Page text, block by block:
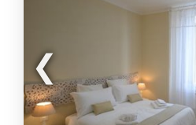
Bormida
Cairo Montenotte
Calizzano
Carcare